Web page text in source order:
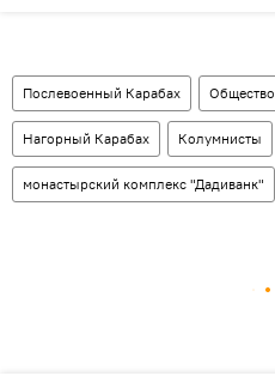
Послевоенный Карабах Общество
Нагорный Карабах Колумнисты
монастырский комплекс "Дадиванк"